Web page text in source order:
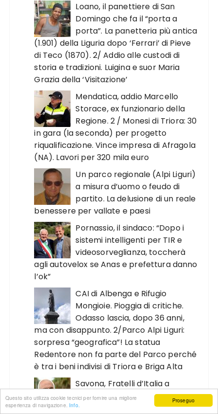
Proseguo
Questo sito utilizza cookie tecnici per fornire una migliore
esperienza di navigazione. Info.
Loano, il panettiere di San
Domingo che fa il “porta a
porta”. La panetteria più antica
(1.901) della Liguria dopo ‘Ferrari’ di Pieve
di Teco (1870). 2/ Addio alle custodi di
storia e tradizioni. Luigina e suor Maria
Grazia della ‘Visitazione’
Mendatica, addio Marcello
Storace, ex funzionario della
Regione. 2 / Monesi di Triora: 30
in gara (la seconda) per progetto
riqualificazione. Vince impresa di Afragola
(NA). Lavori per 320 mila euro
Un parco regionale (Alpi Liguri)
a misura d’uomo o feudo di
partito. La delusione di un reale
benessere per vallate e paesi
Pornassio, il sindaco: “Dopo i
sistemi intelligenti per TIR e
videosorveglianza, toccherà
agli autovelox se Anas e prefettura danno
l’ok”
CAI di Albenga e Rifugio
Mongioie. Pioggia di critiche.
Odasso lascia, dopo 36 anni,
ma con disappunto. 2/Parco Alpi Liguri:
sorpresa “geografica”! La statua
Redentore non fa parte del Parco perché
è tra i beni indivisi di Triora e Briga Alta
Savona, Fratelli d’Italia a
congresso. Chi ha vinto, chi ha
perso, chi fa cronaca con le